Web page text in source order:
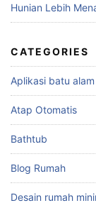
Hunian Lebih
CATEGORIES
Aplikasi batu
Atap Otomatis
Bathtub
Blog Rumah
Desain rumah